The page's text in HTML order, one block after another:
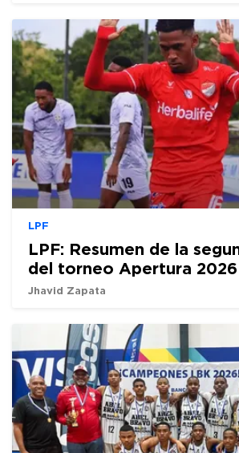
LPF
LPF: Resumen de la
del torneo Apertura 2026
Jhavid Zapata